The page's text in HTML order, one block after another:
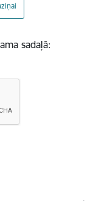
sadaļā: